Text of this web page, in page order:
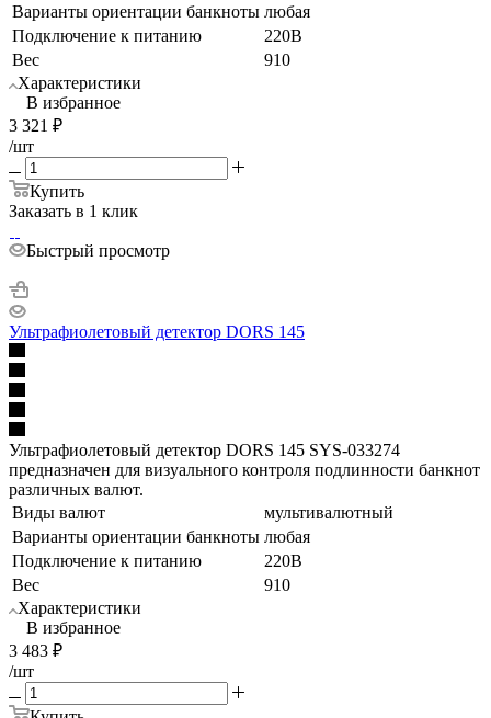
Варианты ориентации банкноты любая
Подключение к питанию
220В
Вес
910
Характеристики
В избранное
3 321 ₽
/шт
Купить
Заказать в 1 клик
Быстрый просмотр
Ультрафиолетовый детектор DORS 145
Ультрафиолетовый детектор DORS 145 SYS-033274
предназначен для визуального контроля подлинности банкнот
различных валют.
Виды валют
мультивалютный
Варианты ориентации банкноты любая
Подключение к питанию
220В
Вес
910
Характеристики
В избранное
3 483 ₽
/шт